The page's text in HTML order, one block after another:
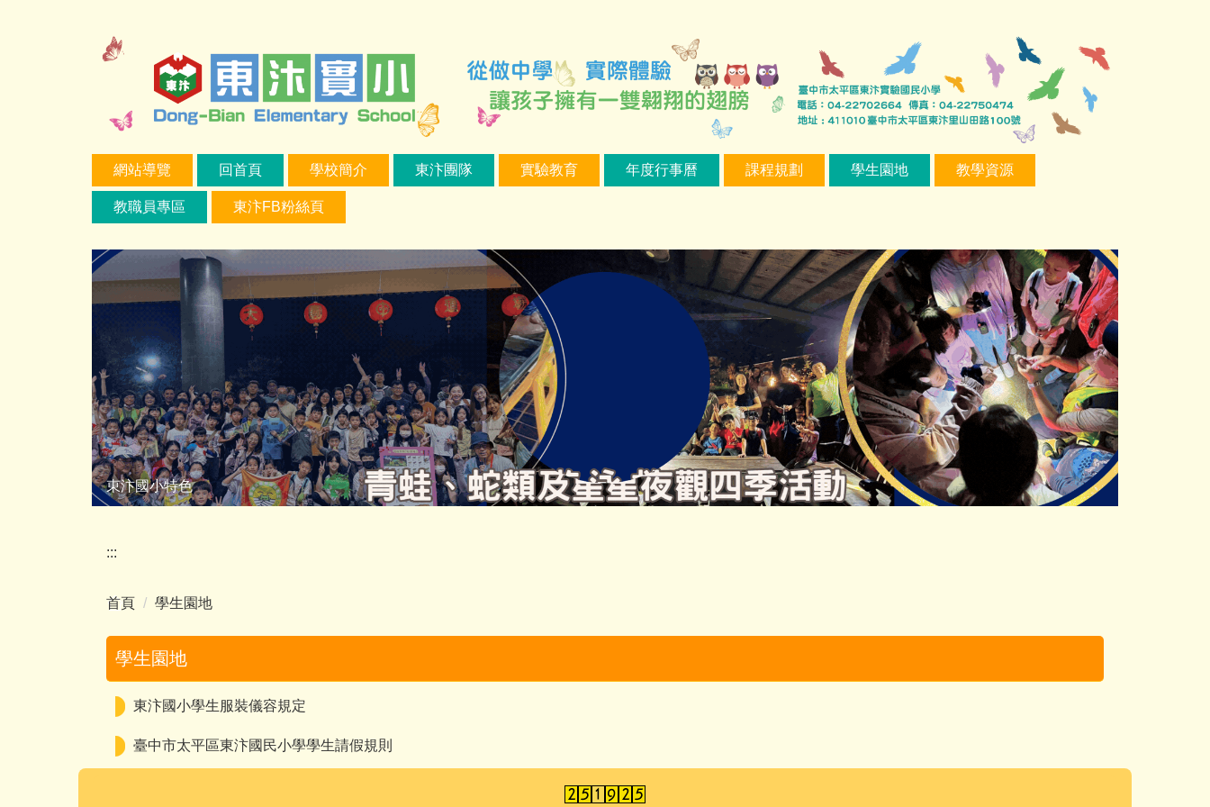
網站導覽
回首頁 學校簡介 東汴團隊 實驗教育 年度行事曆 課程規劃 學生園地 教學資源
教職員專區 東汴FB粉絲頁
東汴國小特色
:::
首頁 學生園地
學生園地
東汴國小學生服裝儀容規定
臺中市太平區東汴國民小學學生請假規則